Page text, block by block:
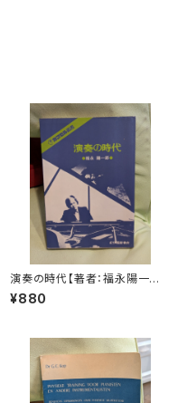
演奏の時代【著者：福永陽一郎】
出版社：紀伊國屋書店 1978年
¥880